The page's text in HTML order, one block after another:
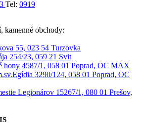
Tel: 0919
kamenné obchody:
55, 023 54 Turzovka
254/23, 059 21 Svit
hony 4587/1, 058 01 Poprad, OC MAX
3290/124, 058 01 Poprad, OC
Legionárov 15267/1, 080 01 Prešov,